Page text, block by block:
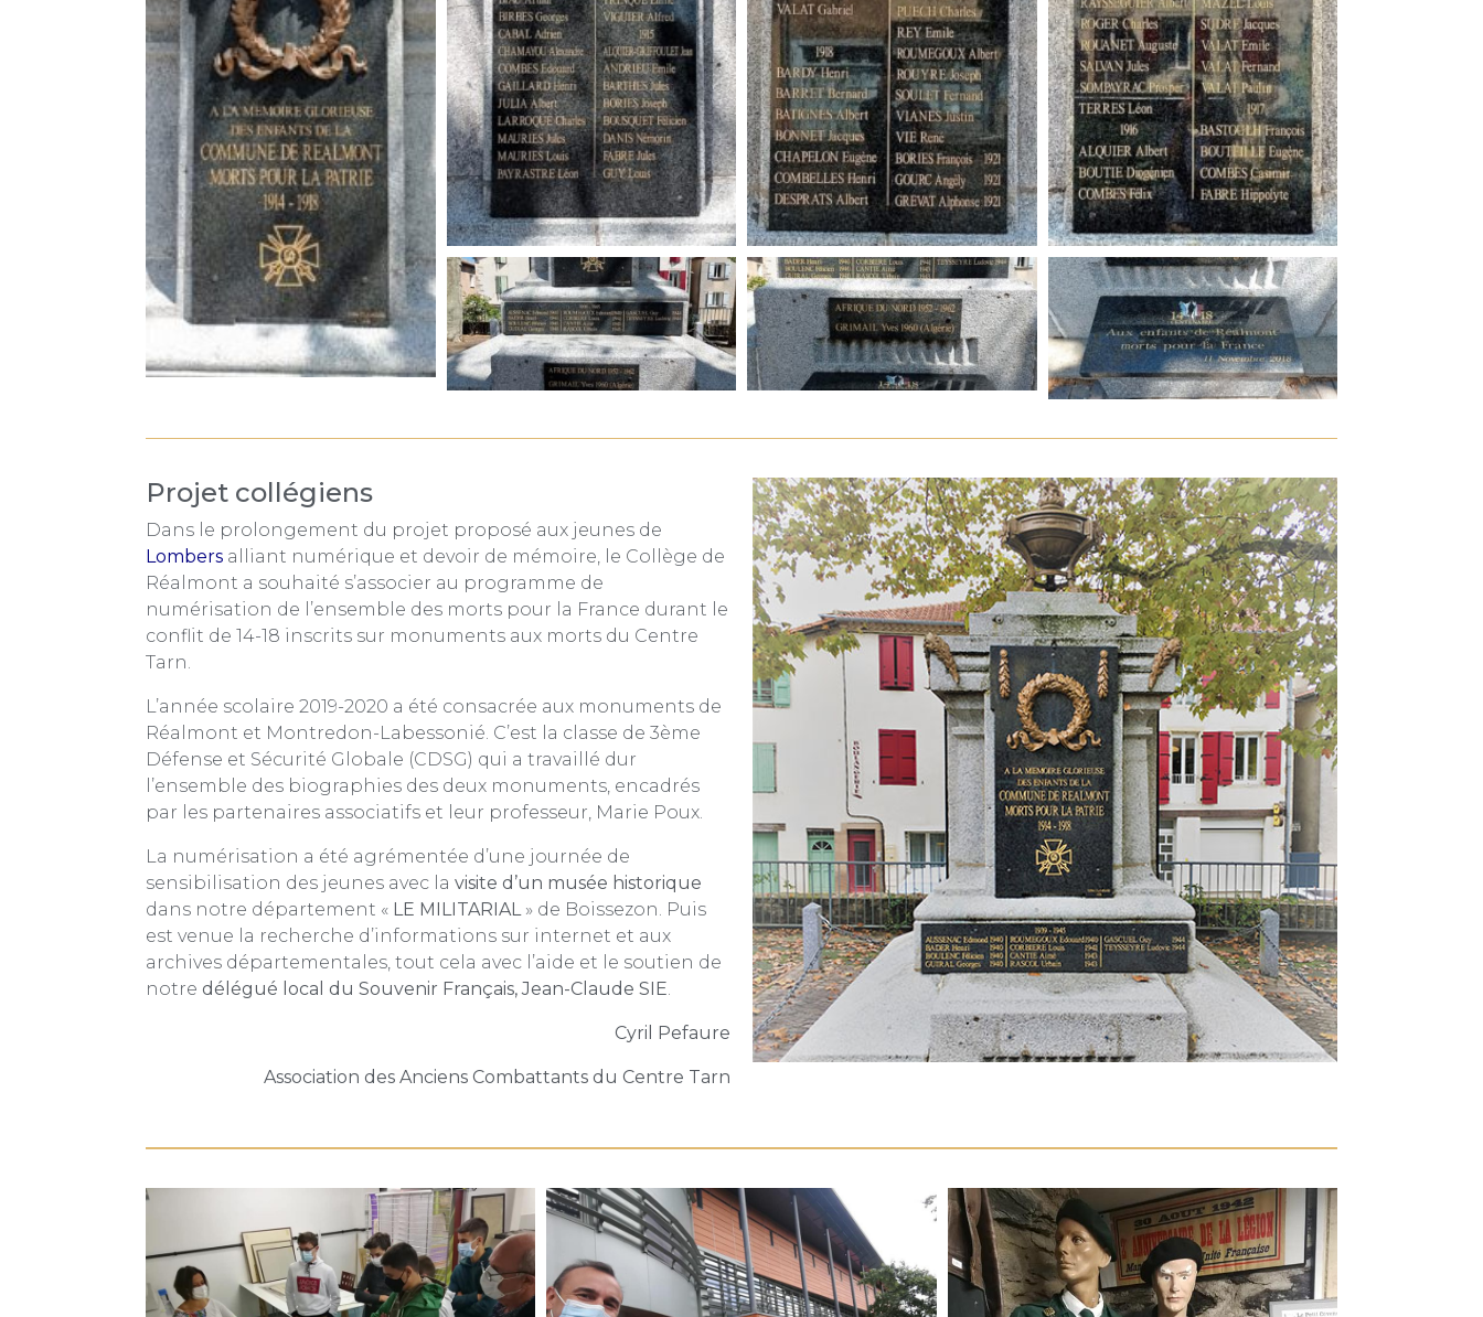
Projet collégiens
Dans le prolongement du projet proposé aux jeunes de
Lombers alliant numérique et devoir de mémoire, le Collège de
Réalmont a souhaité s’associer au programme de
numérisation de l’ensemble des morts pour la France durant le
conflit de 14-18 inscrits sur monuments aux morts du Centre
Tarn.
L’année scolaire 2019-2020 a été consacrée aux monuments de
Réalmont et Montredon-Labessonié. C’est la classe de 3ème
Défense et Sécurité Globale (CDSG) qui a travaillé dur
l’ensemble des biographies des deux monuments, encadrés
par les partenaires associatifs et leur professeur, Marie Poux.
La numérisation a été agrémentée d’une journée de
sensibilisation des jeunes avec la visite d’un musée historique
dans notre département « LE MILITARIAL» de Boissezon. Puis
est venue la recherche d’informations sur internet et aux
archives départementales, tout cela avec l’aide et le soutien de
notre délégué local du Souvenir Français, Jean-Claude SIE.
Cyril Pefaure
Association des Anciens Combattants du Centre Tarn